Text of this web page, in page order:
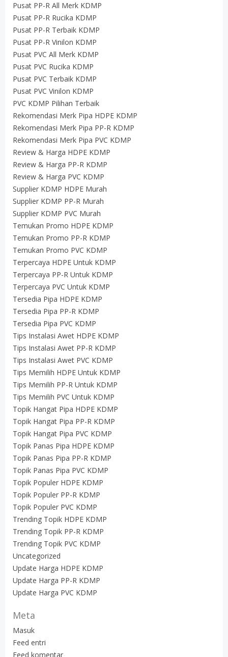
Pusat PP-R All Merk KDMP
Pusat PP-R Rucika KDMP
Pusat PP-R Terbaik KDMP
Pusat PP-R Vinilon KDMP
Pusat PVC All Merk KDMP
Pusat PVC Rucika KDMP
Pusat PVC Terbaik KDMP
Pusat PVC Vinilon KDMP
PVC KDMP Pilihan Terbaik
Rekomendasi Merk Pipa HDPE KDMP
Rekomendasi Merk Pipa PP-R KDMP
Rekomendasi Merk Pipa PVC KDMP
Review & Harga HDPE KDMP
Review & Harga PP-R KDMP
Review & Harga PVC KDMP
Supplier KDMP HDPE Murah
Supplier KDMP PP-R Murah
Supplier KDMP PVC Murah
Temukan Promo HDPE KDMP
Temukan Promo PP-R KDMP
Temukan Promo PVC KDMP
Terpercaya HDPE Untuk KDMP
Terpercaya PP-R Untuk KDMP
Terpercaya PVC Untuk KDMP
Tersedia Pipa HDPE KDMP
Tersedia Pipa PP-R KDMP
Tersedia Pipa PVC KDMP
Tips Instalasi Awet HDPE KDMP
Tips Instalasi Awet PP-R KDMP
Tips Instalasi Awet PVC KDMP
Tips Memilih HDPE Untuk KDMP
Tips Memilih PP-R Untuk KDMP
Tips Memilih PVC Untuk KDMP
Topik Hangat Pipa HDPE KDMP
Topik Hangat Pipa PP-R KDMP
Topik Hangat Pipa PVC KDMP
Topik Panas Pipa HDPE KDMP
Topik Panas Pipa PP-R KDMP
Topik Panas Pipa PVC KDMP
Topik Populer HDPE KDMP
Topik Populer PP-R KDMP
Topik Populer PVC KDMP
Trending Topik HDPE KDMP
Trending Topik PP-R KDMP
Trending Topik PVC KDMP
Uncategorized
Update Harga HDPE KDMP
Update Harga PP-R KDMP
Update Harga PVC KDMP
Meta
Masuk
Feed entri
Feed komentar